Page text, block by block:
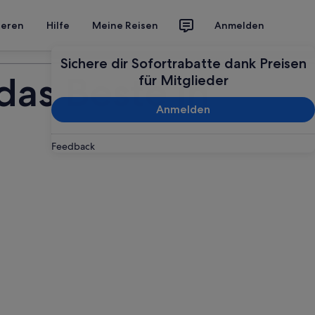
Hilfe Meine Reisen Anmelden
Sichere dir Sofortrabatte dank Preisen
für Mitglieder
Anmelden
Feedback
Deine Reise planen
Beste in